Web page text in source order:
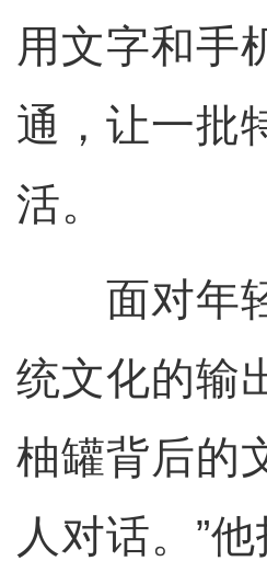
用文字和手
通，让一批
活。
面对年轻
统文化的输
柚罐背后的
人对话。”